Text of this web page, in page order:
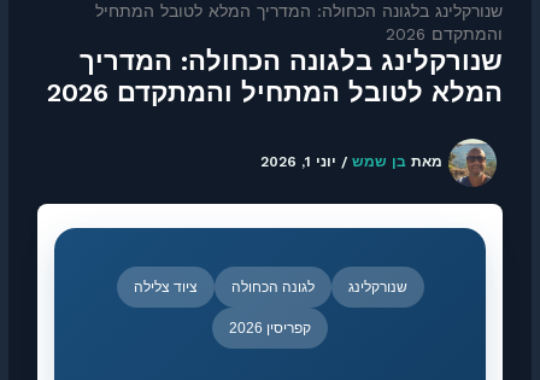
שנורקלינג בלגונה הכחולה: המדריך המלא לטובל המתחיל
והמתקדם 2026
שנורקלינג בלגונה הכחולה: המדריך
המלא לטובל המתחיל והמתקדם 2026
מאת בן שמש / יוני 1, 2026
שנורקלינג לגונה הכחולה ציוד צלילה
קפריסין 2026